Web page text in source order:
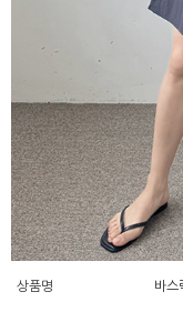
상품명 바스